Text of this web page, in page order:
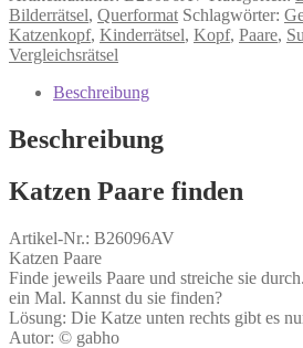
Suchrätsel
Paare
Gesichter
Katzen
Katzenkopf
Menge
Bilderrätsel, Querformat Schlagwörter:
Katzenkopf, Kinderrätsel, Kopf, Paare,
Vergleichsrätsel
Beschreibung
Beschreibung
Katzen Paare finden
Artikel-Nr.: B26096AV
Katzen Paare
Finde jeweils Paare und streiche sie
ein Mal. Kannst du sie finden?
Lösung: Die Katze unten rechts gibt es
Autor: © gabho